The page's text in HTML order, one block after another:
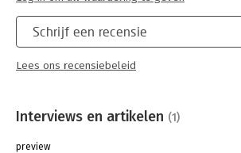
Schrijf een recensie
Lees ons recensiebeleid
Interviews en artikelen (1)
preview